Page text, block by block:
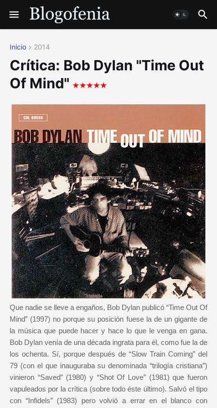
Inicio 2014
Crítica: Bob Dylan "Time Out
Of Mind"
Que nadie se lleve a engaños, Bob Dylan publicó “Time Out Of
Mind” (1997) no porque su posición fuese la de un gigante de
la música que puede hacer y hace lo que le venga en gana.
Bob Dylan venía de una década ingrata para él, como fue la de
los ochenta. Sí, porque después de “Slow Train Coming” del
79 (con el que inauguraba su denominada “trilogía cristiana”)
vinieron “Saved” (1980) y “Shot Of Love” (1981) que fueron
vapuleados por la crítica (sobre todo éste último). Salvó el tipo
con “Infidels” (1983) pero volvió a errar en el blanco con